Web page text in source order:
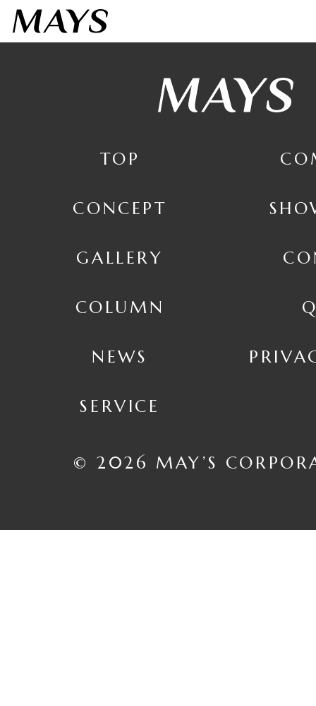
7日間お試しする
３点までフィッティング
TOP
CONCEPT
GALLERY
COLUMN
NEWS
SERVICE
© 2026 MAY’S